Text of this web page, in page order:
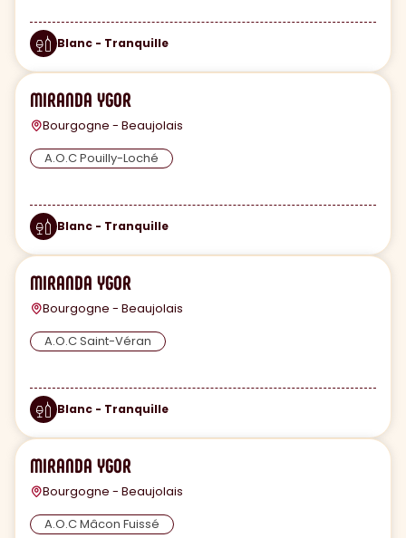
Blanc - Tranquille
MIRANDA YGOR
Bourgogne - Beaujolais
A.O.C Pouilly-Loché
Blanc - Tranquille
MIRANDA YGOR
Bourgogne - Beaujolais
A.O.C Saint-Véran
Blanc - Tranquille
MIRANDA YGOR
Bourgogne - Beaujolais
A.O.C Mâcon Fuissé